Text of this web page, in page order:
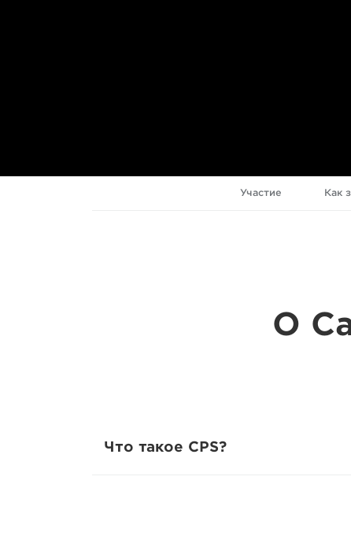
Участие Как
О
Что такое CPS?